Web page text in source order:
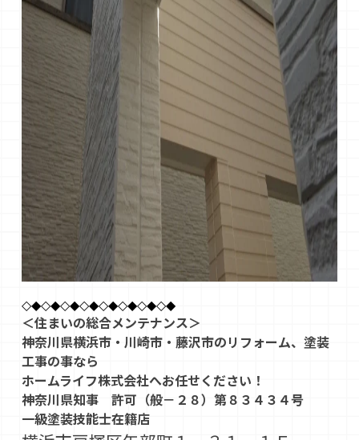
◇◆◇◆◇◆◇◆◇◆◇◆◇◆◇◆
＜住まいの総合メンテナンス＞
神奈川県横浜市・川崎市・藤沢市のリフォーム、塗装
工事の事なら
ホームライフ株式会社へお任せください！
神奈川県知事 許可（般－２８）第８３４３４号
一級塗装技能士在籍店